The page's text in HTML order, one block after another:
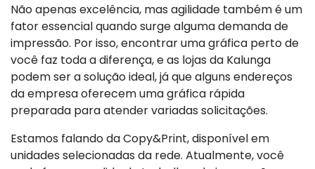
Não apenas excelência, mas agilidade também é um
fator essencial quando surge alguma demanda de
impressão. Por isso, encontrar uma gráfica perto de
você faz toda a diferença, e as lojas da Kalunga
podem ser a solução ideal, já que alguns endereços
da empresa oferecem uma gráfica rápida
preparada para atender variadas solicitações.
Estamos falando da Copy&Print, disponível em
unidades selecionadas da rede. Atualmente, você